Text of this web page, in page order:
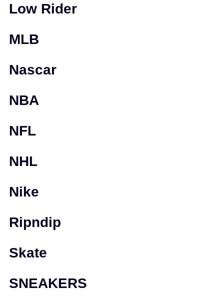
Low Rider
MLB
Nascar
NBA
NFL
NHL
Nike
Ripndip
Skate
SNEAKERS